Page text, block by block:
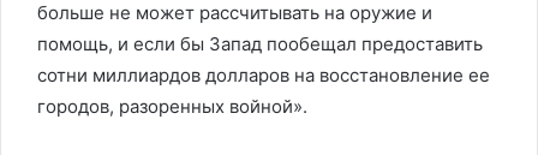
больше не может рассчитывать на оружие и
помощь, и если бы Запад пообещал предоставить
сотни миллиардов долларов на восстановление ее
городов, разоренных войной».